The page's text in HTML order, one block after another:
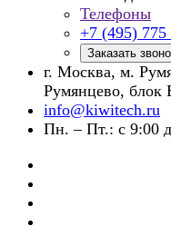
Телефоны
+7 (495) 775
Заказать
г. Москва, м.
Румянцево, блок
info@kiwitech.ru
Пн. – Пт.: с 9:00